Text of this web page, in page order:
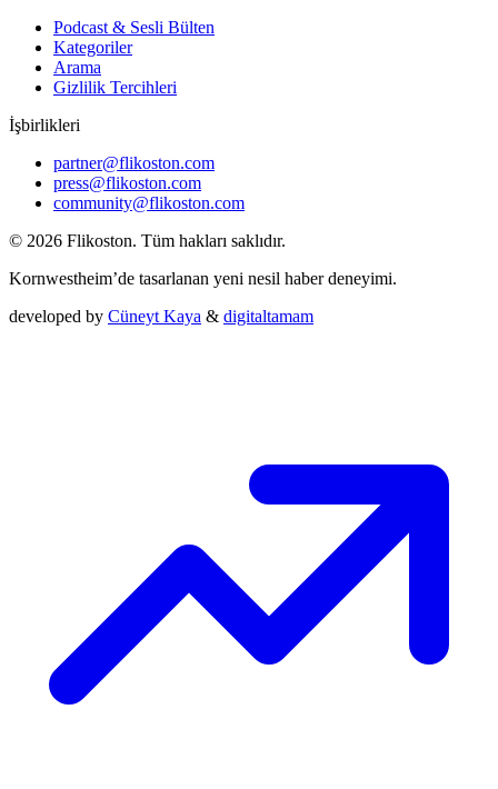
Podcast & Sesli Bülten
Kategoriler
Arama
Gizlilik Tercihleri
İşbirlikleri
partner@flikoston.com
press@flikoston.com
community@flikoston.com
© 2026 Flikoston. Tüm hakları saklıdır.
Kornwestheim’de tasarlanan yeni nesil haber deneyimi.
developed by Cüneyt Kaya & digitaltamam